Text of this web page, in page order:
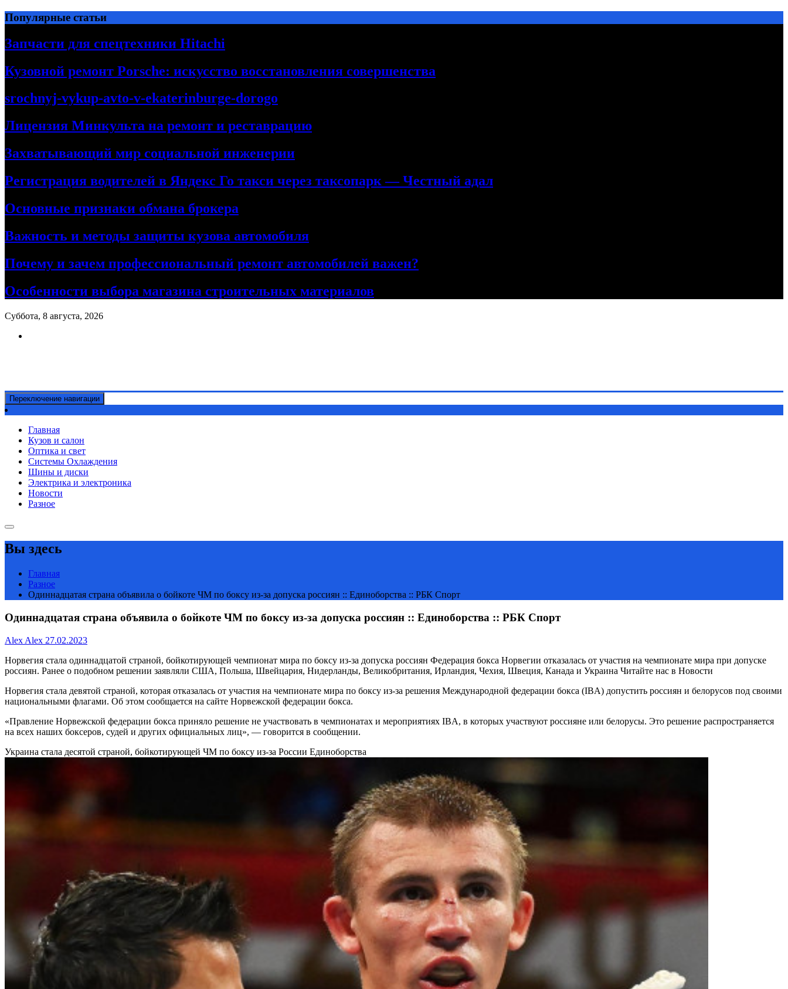
Перейти
к
содержимому
Популярные статьи
Запчасти для спецтехники Hitachi
Кузовной ремонт Porsche: искусство восстановления совершенства
srochnyj-vykup-avto-v-ekaterinburge-dorogo
Лицензия Минкульта на ремонт и реставрацию
Захватывающий мир социальной инженерии
Регистрация водителей в Яндекс Го такси через таксопарк — Честный адал
Основные признаки обмана брокера
Важность и методы защиты кузова автомобиля
Почему и зачем профессиональный ремонт автомобилей важен?
Особенности выбора магазина строительных материалов
Суббота, 8 августа, 2026
Переключение навигации
Главная
Кузов и салон
Оптика и свет
Системы Охлаждения
Шины и диски
Электрика и электроника
Новости
Разное
Вы здесь
Главная
Разное
Одиннадцатая страна объявила о бойкоте ЧМ по боксу из-за допуска россиян :: Единоборства :: РБК Спорт
Одиннадцатая страна объявила о бойкоте ЧМ по боксу из-за допуска россиян :: Единоборства :: РБК Спорт
Alex Alex 27.02.2023
Норвегия стала одиннадцатой страной, бойкотирующей чемпионат мира по боксу из-за допуска россиян Федерация бокса Норвегии отказалась от участия на чемпионате мира при допуске
россиян. Ранее о подобном решении заявляли США, Польша, Швейцария, Нидерланды, Великобритания, Ирландия, Чехия, Швеция, Канада и Украина Читайте нас в Новости
Норвегия стала девятой страной, которая отказалась от участия на чемпионате мира по боксу из-за решения Международной федерации бокса (IBA) допустить россиян и белорусов под своими
национальными флагами. Об этом сообщается на сайте Норвежской федерации бокса.
«Правление Норвежской федерации бокса приняло решение не участвовать в чемпионатах и мероприятиях IBA, в которых участвуют россияне или белорусы. Это решение распространяется
на всех наших боксеров, судей и других официальных лиц», — говорится в сообщении.
Украина стала десятой страной, бойкотирующей ЧМ по боксу из-за России Единоборства